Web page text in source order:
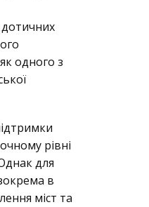
дотичних
одного з
рівні
для
в
міст та